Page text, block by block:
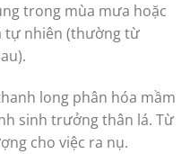
trong mùa mưa hoặc
tự nhiên (thường từ
long phân hóa mầm
sinh trưởng thân lá. Từ
cho việc ra nụ.